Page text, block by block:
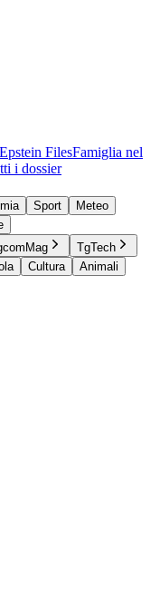
Epstein FilesFamiglia nel
i dossier
Sport
Meteo
TgTech
Cultura
Animali